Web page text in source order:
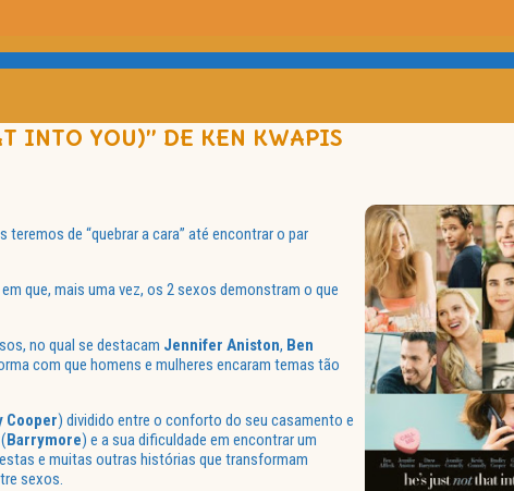
INTO YOU)” DE KEN KWAPIS
de “quebrar a cara” até encontrar o par
que, mais uma vez, os 2 sexos demonstram o que
no qual se destacam Jennifer Aniston, Ben
com que homens e mulheres encaram temas tão
Cooper) dividido entre o conforto do seu casamento e
Barrymore) e a sua dificuldade em encontrar um
e muitas outras histórias que transformam
sexos.